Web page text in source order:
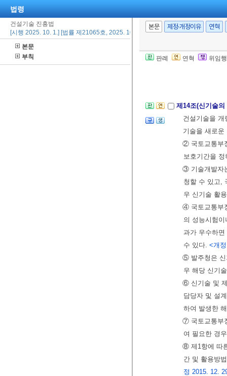
법령
건설기술 진흥법
[시행 2025. 10. 1.] [법률 제21065호, 2025. 10. 1., 타법개정]
본문
부칙
본문 제정·개정이유 연혁
판례 연혁 위임
ㆍ기술적 지
제14조(신기술
건설기술을
기술을 새로운
② 국토교통부
보호기간을
③ 기술개발자
청할 수 있고,
우 신기술 활
④ 국토교통부
의 성능시험
과가 우수하
수 있다. <개
⑤ 발주청은 신
우 해당 신기
⑥ 신기술 및
담당자 및 설
하여 발생한
⑦ 국토교통부
여 필요한 경
⑧ 제1항에 따
간 및 활용방
정 2015. 12.